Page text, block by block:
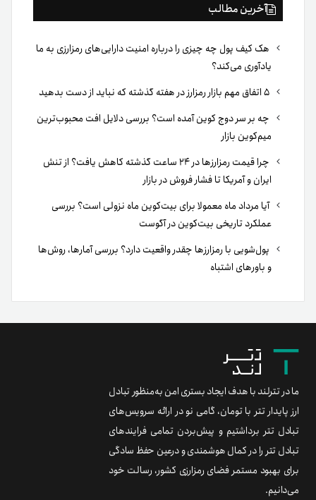
آخرین مطالب
هک کیف پول چه چیزی را درباره امنیت دارایی‌های رمزارزی به ما
یادآوری می‌کند؟
چه بر سر دوج کوین آمده است؟ بررسی دلایل افت محبوب‌ترین
میم‌کوین بازار
چرا قیمت رمزارزها در ۲۴ ساعت گذشته کاهش یافت؟ از تنش
ایران و آمریکا تا فشار فروش در بازار
آیا مرداد ماه معمولا برای بیت‌کوین ماه نزولی است؟ بررسی
عملکرد تاریخی بیت‌کوین در آگوست
پول‌شویی با رمزارزها چقدر واقعیت دارد؟ بررسی آمارها، روش‌ها
و باورهای اشتباه
ما در تترلند با هدف ایجاد بستری امن به‌منظور تبادل
ارز پایدار تتر با تومان، گامی نو در ارائه سرویس‌های
تبادل تتر برداشتیم و پیش‌بردن تمامی فرایندهای
تبادل تتر را در کمال هوشمندی و درعین حفظ سادگی
برای بهبود مستمر فضای رمزارزی کشور، رسالت خود
می‌دانیم.